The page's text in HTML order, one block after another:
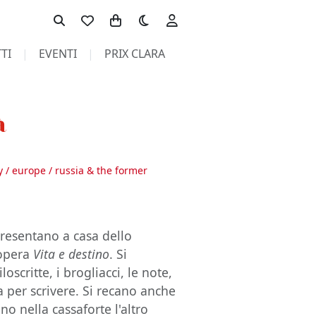
Toggle theme
EVENTI PRIX CLARA
/ europe / russia & the former
a casa dello
Vita e destino. Si
i brogliacci, le note,
scrivere. Si recano anche
nella cassaforte l'altro